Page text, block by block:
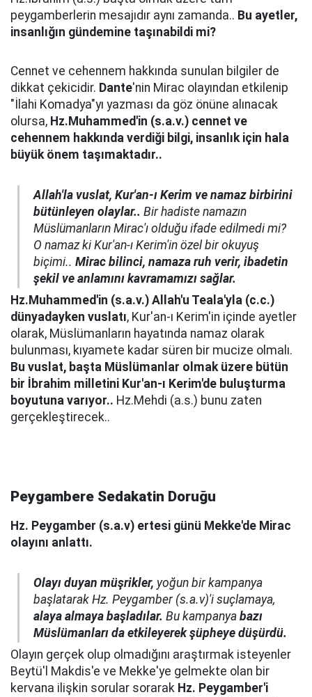
peygamberlerin mesajıdır aynı zamanda.. Bu ayetler,
insanlığın gündemine taşınabildi mi?
Cennet ve cehennem hakkında sunulan bilgiler de
dikkat çekicidir. Dante'nin Mirac olayından etkilenip
"İlahi Komadya"yı yazması da göz önüne alınacak
olursa, Hz.Muhammed'in (s.a.v.) cennet ve
cehennem hakkında verdiği bilgi, insanlık için hala
büyük önem taşımaktadır..
Allah'la vuslat, Kur'an-ı Kerim ve namaz birbirini
bütünleyen olaylar.. Bir hadiste namazın
Müslümanların Mirac'ı olduğu ifade edilmedi mi?
O namaz ki Kur'an-ı Kerim'in özel bir okuyuş
biçimi.. Mirac bilinci, namaza ruh verir, ibadetin
şekil ve anlamını kavramamızı sağlar.
Hz.Muhammed'in (s.a.v.) Allah'u Teala'yla (c.c.)
dünyadayken vuslatı, Kur'an-ı Kerim'in içinde ayetler
olarak, Müslümanların hayatında namaz olarak
bulunması, kıyamete kadar süren bir mucize olmalı.
Bu vuslat, başta Müslümanlar olmak üzere bütün
bir İbrahim milletini Kur'an-ı Kerim'de buluşturma
boyutuna varıyor.. Hz.Mehdi (a.s.) bunu zaten
gerçekleştirecek..
Peygambere Sedakatin Doruğu
Hz. Peygamber (s.a.v) ertesi günü Mekke'de Mirac
olayını anlattı.
Olayı duyan müşrikler, yoğun bir kampanya
başlatarak Hz. Peygamber (s.a.v)'i suçlamaya,
alaya almaya başladılar. Bu kampanya bazı
Müslümanları da etkileyerek şüpheye düşürdü.
Olayın gerçek olup olmadığını araştırmak isteyenler
Beytü'l Makdis'e ve Mekke'ye gelmekte olan bir
kervana ilişkin sorular sorarak Hz. Peygamber'i